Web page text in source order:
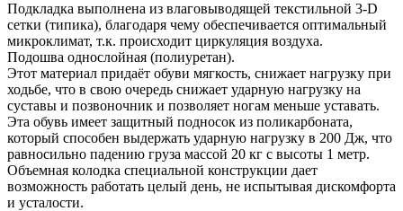
Подкладка выполнена из влаговыводящей текстильной 3-D
сетки (типика), благодаря чему обеспечивается оптимальный
микроклимат, т.к. происходит циркуляция воздуха.
Подошва однослойная (полиуретан).
Этот материал придаёт обуви мягкость, снижает нагрузку при
ходьбе, что в свою очередь снижает ударную нагрузку на
суставы и позвоночник и позволяет ногам меньше уставать.
Эта обувь имеет защитный подносок из поликарбоната,
который способен выдержать ударную нагрузку в 200 Дж, что
равносильно падению груза массой 20 кг с высоты 1 метр.
Объемная колодка специальной конструкции дает
возможность работать целый день, не испытывая дискомфорта
и усталости.